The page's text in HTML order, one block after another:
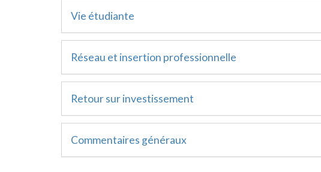
Vie étudiante
Réseau et insertion professionnelle
Retour sur investissement
Commentaires généraux